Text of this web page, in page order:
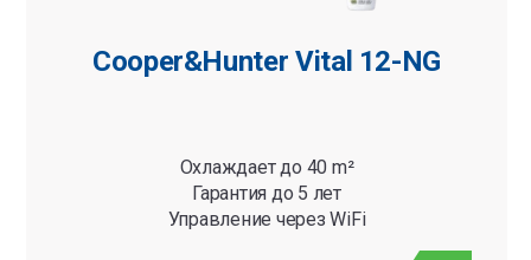
Cooper&Hunter Vital 12-NG
Охлаждает до 40 m²
Гарантия до 5 лет
Управление через WiFi